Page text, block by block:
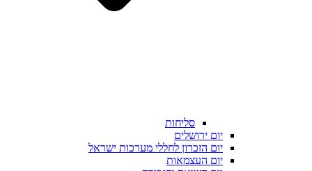
סליחות
יום ירושלים
יום הזכרון לחללי מערכות ישראל
יום העצמאות